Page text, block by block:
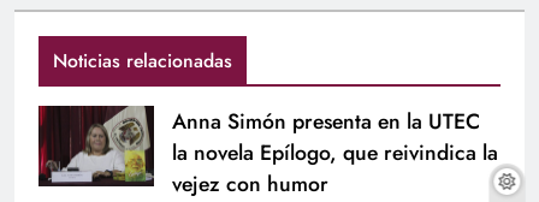
Noticias relacionadas
Anna Simón presenta en la UTEC
la novela Epílogo, que reivindica la
vejez con humor